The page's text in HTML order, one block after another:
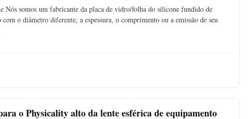
Nós somos um fabricante da placa de vidro/folha do silicone fundido de
o diâmetro diferente, a espessura, o comprimento ou a emissão de seu
o Physicality alto da lente esférica de equipamento